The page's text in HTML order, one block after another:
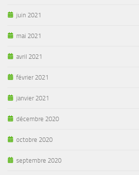
juin 2021
mai 2021
avril 2021
février 2021
janvier 2021
décembre 2020
octobre 2020
septembre 2020